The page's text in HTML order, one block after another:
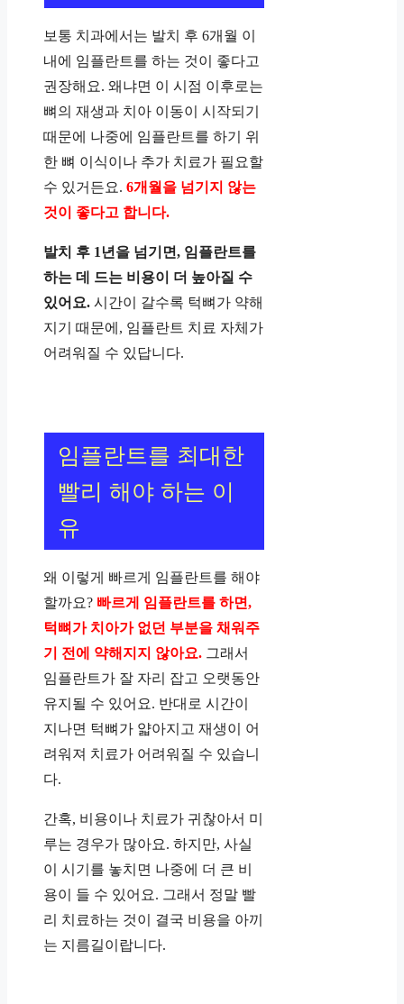
보통 치과에서는 발치 후 6개월 이
내에 임플란트를 하는 것이 좋다고
권장해요. 왜냐면 이 시점 이후로는
뼈의 재생과 치아 이동이 시작되기
때문에 나중에 임플란트를 하기 위
한 뼈 이식이나 추가 치료가 필요할
수 있거든요. 6개월을 넘기지 않는
것이 좋다고 합니다.
발치 후 1년을 넘기면, 임플란트를
하는 데 드는 비용이 더 높아질 수
있어요. 시간이 갈수록 턱뼈가 약해
지기 때문에, 임플란트 치료 자체가
어려워질 수 있답니다.
임플란트를 최대한
빨리 해야 하는 이
유
왜 이렇게 빠르게 임플란트를 해야
할까요? 빠르게 임플란트를 하면,
턱뼈가 치아가 없던 부분을 채워주
기 전에 약해지지 않아요. 그래서
임플란트가 잘 자리 잡고 오랫동안
유지될 수 있어요. 반대로 시간이
지나면 턱뼈가 얇아지고 재생이 어
려워져 치료가 어려워질 수 있습니
다.
간혹, 비용이나 치료가 귀찮아서 미
루는 경우가 많아요. 하지만, 사실
이 시기를 놓치면 나중에 더 큰 비
용이 들 수 있어요. 그래서 정말 빨
리 치료하는 것이 결국 비용을 아끼
는 지름길이랍니다.